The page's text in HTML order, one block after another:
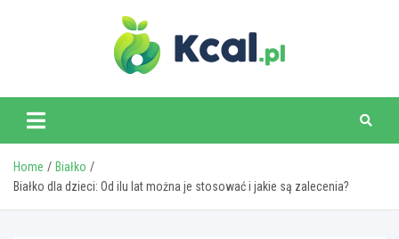
www.kcal.pl
Home
Białko
Białko dla dzieci: Od ilu lat można je stosować i jakie są zalecenia?